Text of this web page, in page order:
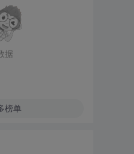
据
榜单